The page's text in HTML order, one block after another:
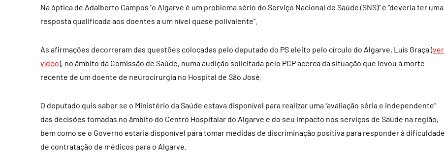
Na óptica de Adalberto Campos “o Algarve é um problema sério do Serviço Nacional de Saúde (SNS)” e “deveria ter uma
resposta qualificada aos doentes a um nível quase polivalente”.
As afirmações decorreram das questões colocadas pelo deputado do PS eleito pelo círculo do Algarve, Luís Graça (ver
vídeo), no âmbito da Comissão de Saúde, numa audição solicitada pelo PCP acerca da situação que levou à morte
recente de um doente de neurocirurgia no Hospital de São José.
O deputado quis saber se o Ministério da Saúde estava disponível para realizar uma “avaliação séria e independente”
das decisões tomadas no âmbito do Centro Hospitalar do Algarve e do seu impacto nos serviços de Saúde na região,
bem como se o Governo estaria disponível para tomar medidas de discriminação positiva para responder à dificuldade
de contratação de médicos para o Algarve.